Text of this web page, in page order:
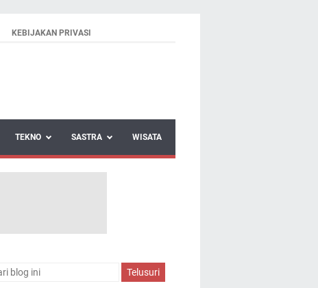
KEBIJAKAN PRIVASI
TEKNO SASTRA WISATA